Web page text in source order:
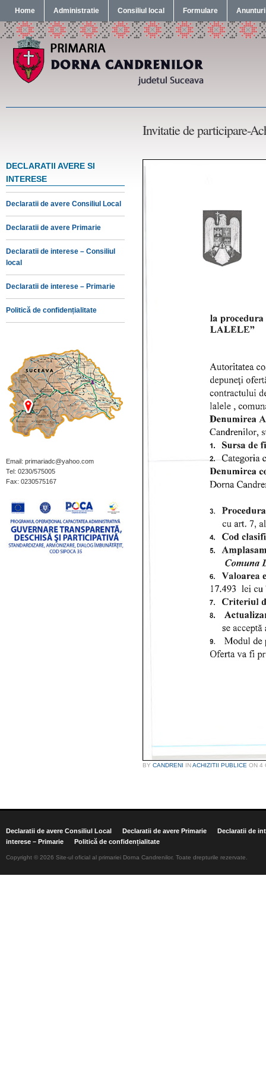
Home Administratie Consiliul local Formulare Anunturi
Invitatie de participare-
DECLARATII AVERE SI
INTERESE
Declaratii de avere Consiliul Local
Declaratii de avere Primarie
Declaratii de interese – Consiliul
local
Declaratii de interese – Primarie
Politică de confidențialitate
Email: primariadc@yahoo.com
Tel: 0230/575005
Fax: 0230575167
BY CANDRENI INACHIZITII PUBLICE ON 4
Declaratii de avere Consiliul Local Declaratii de avere Primarie
Declaratii de
interese – Primarie
Politică de confidențialitate
Copyright © 2026 Site-ul oficial al primariei Dorna Candrenilor. Toate drepturile rezervate.